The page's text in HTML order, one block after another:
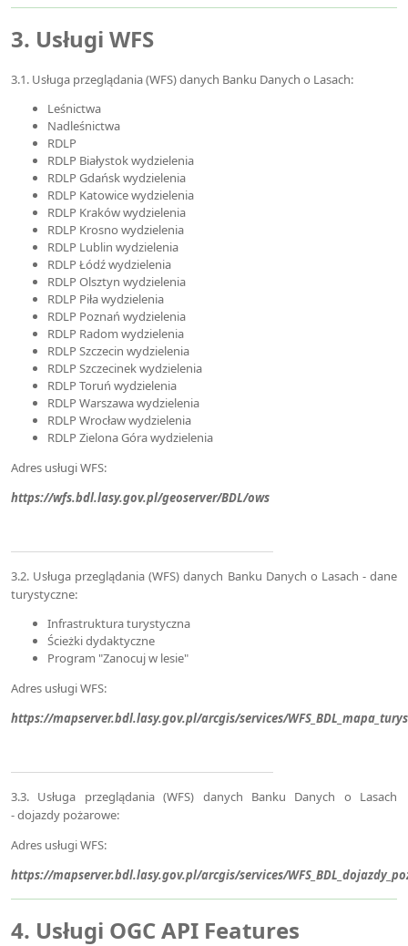
3. Usługi WFS
3.1. Usługa przeglądania (WFS) danych Banku Danych o Lasach:
Leśnictwa
Nadleśnictwa
RDLP
RDLP Białystok wydzielenia
RDLP Gdańsk wydzielenia
RDLP Katowice wydzielenia
RDLP Kraków wydzielenia
RDLP Krosno wydzielenia
RDLP Lublin wydzielenia
RDLP Łódź wydzielenia
RDLP Olsztyn wydzielenia
RDLP Piła wydzielenia
RDLP Poznań wydzielenia
RDLP Radom wydzielenia
RDLP Szczecin wydzielenia
RDLP Szczecinek wydzielenia
RDLP Toruń wydzielenia
RDLP Warszawa wydzielenia
RDLP Wrocław wydzielenia
RDLP Zielona Góra wydzielenia
Adres usługi WFS:
https://wfs.bdl.lasy.gov.pl/geoserver/BDL/ows
3.2. Usługa przeglądania (WFS) danych Banku Danych o Lasach - dane
turystyczne:
Infrastruktura turystyczna
Ścieżki dydaktyczne
Program "Zanocuj w lesie"
Adres usługi WFS:
https://mapserver.bdl.lasy.gov.pl/arcgis/services/
3.3. Usługa przeglądania (WFS) danych Banku Danych o Lasach
- dojazdy pożarowe:
Adres usługi WFS:
https://mapserver.bdl.lasy.gov.pl/arcgis/services/
4. Usługi OGC API Features